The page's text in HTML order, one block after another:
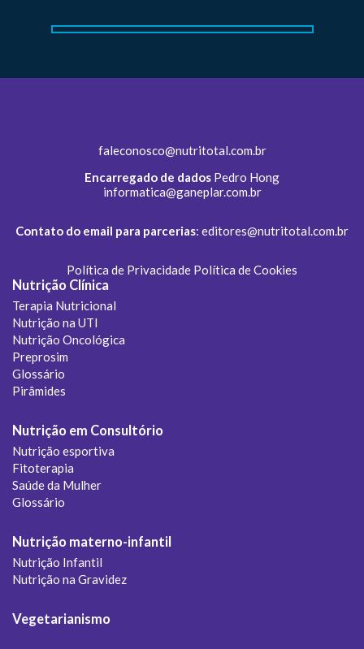
faleconosco@nutritotal.com.br
Encarregado de dados Pedro Hong
informatica@ganeplar.com.br
Contato do email para parcerias: editores@nutritotal.com.br
Política de Privacidade Política de Cookies
Nutrição Clínica
Terapia Nutricional
Nutrição na UTI
Nutrição Oncológica
Preprosim
Glossário
Pirâmides
Nutrição em Consultório
Nutrição esportiva
Fitoterapia
Saúde da Mulher
Glossário
Nutrição materno-infantil
Nutrição Infantil
Nutrição na Gravidez
Vegetarianismo